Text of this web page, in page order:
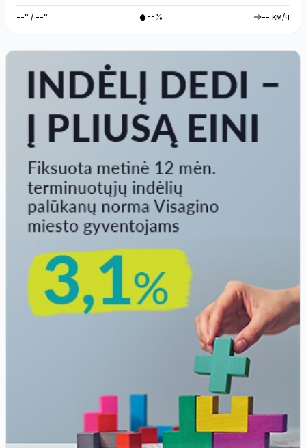
--° / --° --% -- км/ч